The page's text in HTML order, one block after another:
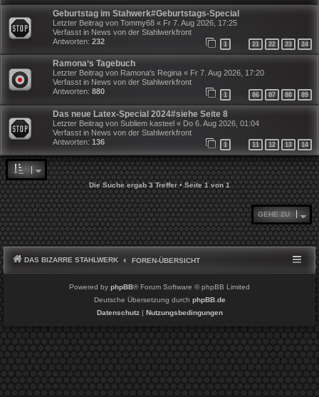
Geburtstag im Stahwerk#Geburtstags-Special
Letzter Beitrag von Tommy68 « Fr 7. Aug 2026, 17:25
Verfasst in News von der Stahlwerkfront
Antworten: 232 1 21 22 23 24
Ramona‘s Tagebuch
Letzter Beitrag von Ramona's Regina « Fr 7. Aug 2026, 17:20
Verfasst in News von der Stahlwerkfront
Antworten: 880 1 … 86 87 88 89
Das neue Latex-Special 2024#siehe Seite 8
Letzter Beitrag von Subliem kasteel « Do 6. Aug 2026, 01:04
Verfasst in News von der Stahlwerkfront
Antworten: 136 1 11 12 13 14
Die Suche ergab 3 Treffer • Seite1von1
GEHE ZU
DAS BIZARRE STAHLWERK FOREN-ÜBERSICHT
Powered by phpBB® Forum Software © phpBB Limited
Deutsche Übersetzung durch phpBB.de
Datenschutz| Nutzungsbedingungen